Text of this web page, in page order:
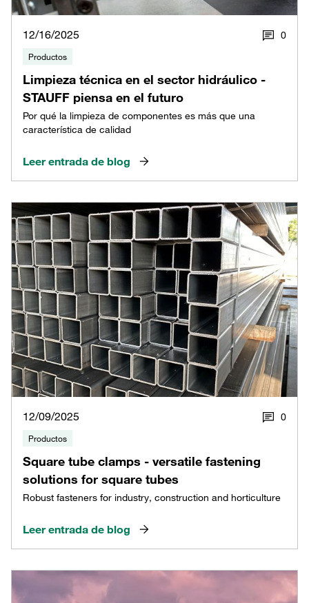
12/16/2025 0
Productos
Limpieza técnica en el sector hidráulico -
STAUFF piensa en el futuro
Por qué la limpieza de componentes es más que una
característica de calidad
Leer entrada de blog
12/09/2025 0
Productos
Square tube clamps - versatile fastening
solutions for square tubes
Robust fasteners for industry, construction and horticulture
Leer entrada de blog